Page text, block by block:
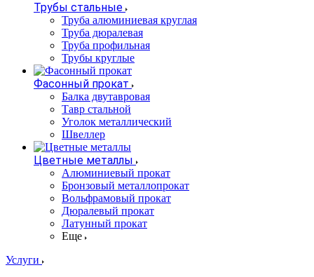
Трубы стальные
Труба алюминиевая круглая
Труба дюралевая
Труба профильная
Трубы круглые
Фасонный прокат
Балка двутавровая
Тавр стальной
Уголок металлический
Швеллер
Цветные металлы
Алюминиевый прокат
Бронзовый металлопрокат
Вольфрамовый прокат
Дюралевый прокат
Латунный прокат
Еще
Услуги